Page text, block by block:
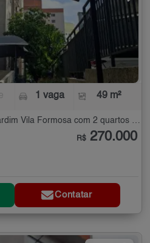
1 vaga 49 m²
R$ 270.000
Contatar